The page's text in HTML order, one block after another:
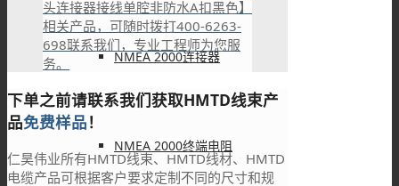
NMEA 2000连接器
NMEA 2000终端电阻
头连接器接线单腔非防水A扣黑色】
相关产品，可随时拨打400-6263-
698联系我们，专业工程师为您服
务。
下单之前请联系我们获取HMTD线束产
品免费样品！
仁昊伟业所有HMTD线束、HMTD线材、HMTD
电缆产品可根据客户要求定制不同的尺寸和规